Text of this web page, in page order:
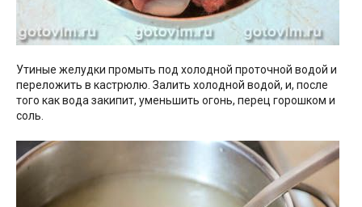
Утиные желудки промыть под холодной проточной водой и
переложить в кастрюлю. Залить холодной водой, и, после
того как вода закипит, уменьшить огонь, перец горошком и
соль.